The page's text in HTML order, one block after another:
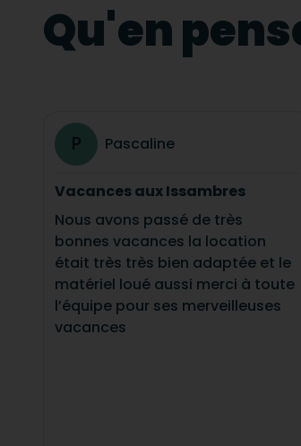
Qu'en
P Pascaline
Vacances aux Issambres
Nous avons passé de très
bonnes vacances la location
était très très bien adaptée et le
matériel loué aussi merci à toute
l’équipe pour ses merveilleuses
vacances